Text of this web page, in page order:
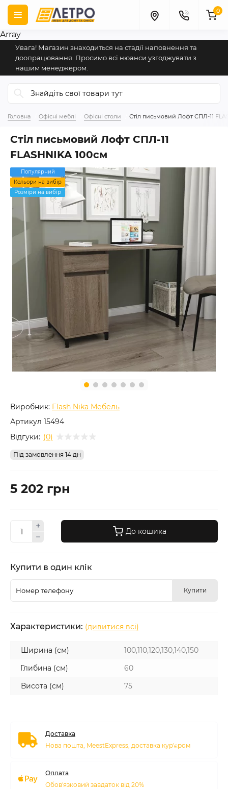
Array
Увага! Магазин знаходиться на стадії наповнення та
доопрацювання. Просимо всі нюанси узгоджувати з
нашим менеджером.
0
Головна Офісні меблі Офісні столи Стіл письмовий Лофт СПЛ-11
Стіл письмовий Лофт СПЛ-11
FLASHNIKA 100см
Популярний
Кольори на вибір
Розміри на вибір
Виробник: Flash Nika Мебель
Артикул 15494
Відгуки: (0)
Під замовлення 14 дн
5 202 грн
До кошика
Купити в один клік
Купити
Характеристики: (дивитися всі)
Ширина (см)
100,110,120,130,140,150
Глибина (см)
60
Висота (см)
75
Доставка
Нова пошта, MeestExpress, доставка кур'єром
Оплата
Обов'язковий завдаток від 20%